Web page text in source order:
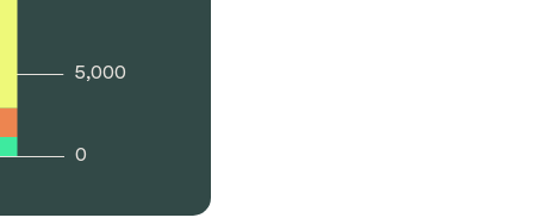
0
5,000